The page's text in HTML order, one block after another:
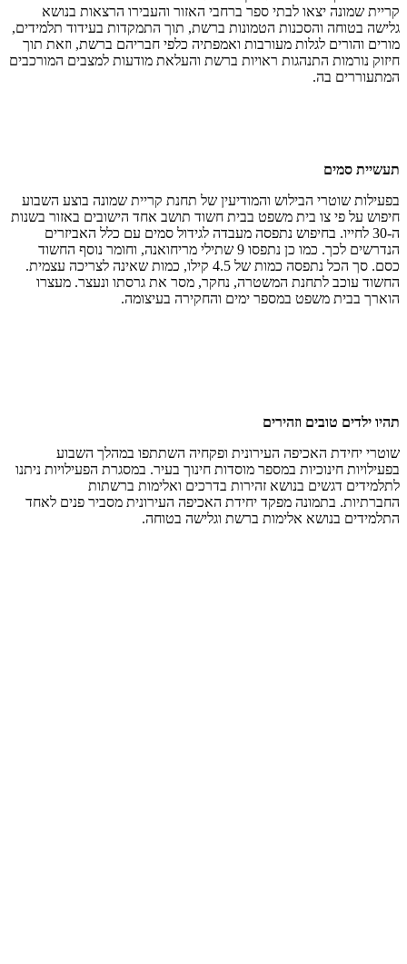
קריית שמונה יצאו לבתי ספר ברחבי האזור והעבירו הרצאות בנושא
גלישה בטוחה והסכנות הטמונות ברשת, תוך התמקדות בעידוד תלמידים,
מורים והורים לגלות מעורבות ואמפתיה כלפי חבריהם ברשת, וזאת תוך
חיזוק נורמות התנהגות ראויות ברשת והעלאת מודעות למצבים המורכבים
המתעוררים בה.
תעשיית סמים
בפעילות שוטרי הבילוש והמודיעין של תחנת קריית שמונה בוצע השבוע
חיפוש על פי צו בית משפט בבית חשוד תושב אחד הישובים באזור בשנות
ה-30 לחייו. בחיפוש נתפסה מעבדה לגידול סמים עם כלל האביזרים
הנדרשים לכך. כמו כן נתפסו 9 שתילי מריחואנה, וחומר נוסף החשוד
כסם. סך הכל נתפסה כמות של 4.5 קילו, כמות שאינה לצריכה עצמית.
החשוד עוכב לתחנת המשטרה, נחקר, מסר את גרסתו ונעצר. מעצרו
הוארך בבית משפט במספר ימים והחקירה בעיצומה.
תהיו ילדים טובים וזהירים
שוטרי יחידת האכיפה העירונית ופקחיה השתתפו במהלך השבוע
בפעילויות חינוכיות במספר מוסדות חינוך בעיר. במסגרת הפעילויות ניתנו
לתלמידים דגשים בנושא זהירות בדרכים ואלימות ברשתות
החברתיות. בתמונה מפקד יחידת האכיפה העירונית מסביר פנים לאחד
התלמידים בנושא אלימות ברשת וגלישה בטוחה.